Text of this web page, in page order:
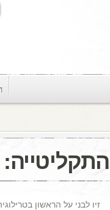
זיו לבני על הראשון